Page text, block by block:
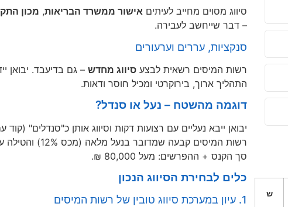
ש
סיווג מסוים מחייב לעיתים אישור ממשרד הבריאות, מכון
– דבר שייחשב לעבירה.
סנקציות, עררים וערעורים
רשות המיסים רשאית לבצע סיווג מחדש– גם בדיעבד. יבואן
התהליך ארוך, בירוקרטי ומכיל חוסר ודאות.
דוגמה מהשטח – נעל או סנדל?
יבואן ייבא נעליים עם רצועות דקות וסיווג אותן כ"סנדלים" (קוד עם
רשות המיסים קבעה שמדובר בנעל מלאה (מכס 12%) והטילה עליו תשלום הפרשים רטרואקטיבי על 4 משלוחים אחורנית.
סך הקנס + ההפרשים: מעל 80,000 ₪.
כלים לבחירת הסיווג הנכון
1. עיון במערכת סיווג טובין של רשות המיסים